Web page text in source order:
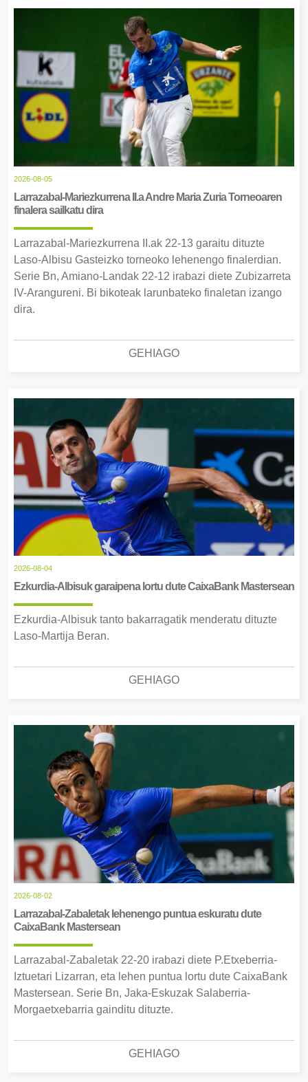
2026-08-05
Larrazabal-Mariezkurrena II.a Andre Maria Zuria Torneoaren
finalera sailkatu dira
Larrazabal-Mariezkurrena II.ak 22-13 garaitu dituzte
Laso-Albisu Gasteizko torneoko lehenengo finalerdian.
Serie Bn, Amiano-Landak 22-12 irabazi diete Zubizarreta
IV-Arangureni. Bi bikoteak larunbateko finaletan izango
dira.
GEHIAGO
2026-08-04
Ezkurdia-Albisuk garaipena lortu dute CaixaBank Mastersean
Ezkurdia-Albisuk tanto bakarragatik menderatu dituzte
Laso-Martija Beran.
GEHIAGO
2026-08-02
Larrazabal-Zabaletak lehenengo puntua eskuratu dute
CaixaBank Mastersean
Larrazabal-Zabaletak 22-20 irabazi diete P.Etxeberria-
Iztuetari Lizarran, eta lehen puntua lortu dute CaixaBank
Mastersean. Serie Bn, Jaka-Eskuzak Salaberria-
Morgaetxebarria gainditu dituzte.
GEHIAGO